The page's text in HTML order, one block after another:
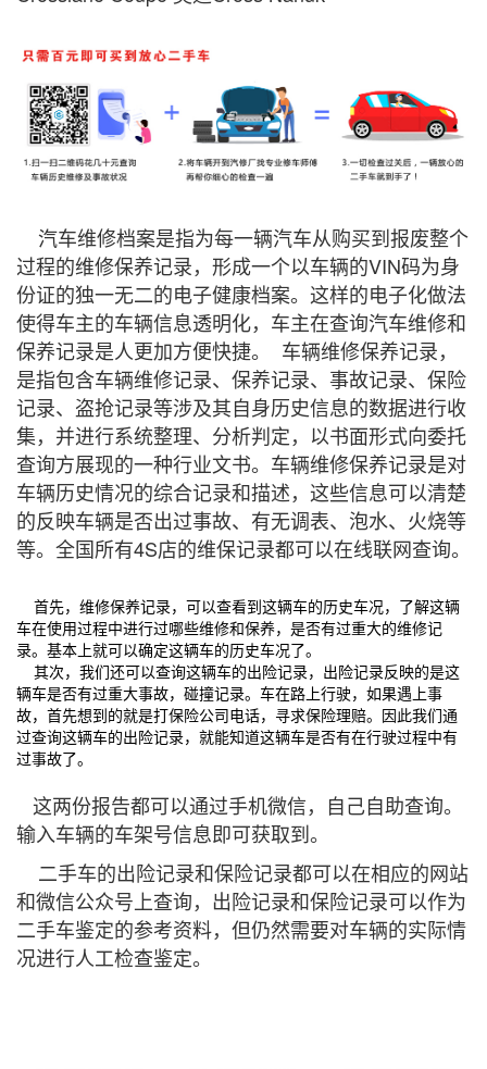
汽车维修档案是指为每一辆汽车从购买到报废整个
过程的维修保养记录，形成一个以车辆的VIN码为身
份证的独一无二的电子健康档案。这样的电子化做法
使得车主的车辆信息透明化，车主在查询汽车维修和
保养记录是人更加方便快捷。 车辆维修保养记录，
是指包含车辆维修记录、保养记录、事故记录、保险
记录、盗抢记录等涉及其自身历史信息的数据进行收
集，并进行系统整理、分析判定，以书面形式向委托
查询方展现的一种行业文书。车辆维修保养记录是对
车辆历史情况的综合记录和描述，这些信息可以清楚
的反映车辆是否出过事故、有无调表、泡水、火烧等
等。全国所有4S店的维保记录都可以在线联网查询。
首先，维修保养记录，可以查看到这辆车的历史车况，了解这辆
车在使用过程中进行过哪些维修和保养，是否有过重大的维修记
录。基本上就可以确定这辆车的历史车况了。
其次，我们还可以查询这辆车的出险记录，出险记录反映的是这
辆车是否有过重大事故，碰撞记录。车在路上行驶，如果遇上事
故，首先想到的就是打保险公司电话，寻求保险理赔。因此我们通
过查询这辆车的出险记录，就能知道这辆车是否有在行驶过程中有
过事故了。
这两份报告都可以通过手机微信，自己自助查询。
输入车辆的车架号信息即可获取到。
二手车的出险记录和保险记录都可以在相应的网站
和微信公众号上查询，出险记录和保险记录可以作为
二手车鉴定的参考资料，但仍然需要对车辆的实际情
况进行人工检查鉴定。